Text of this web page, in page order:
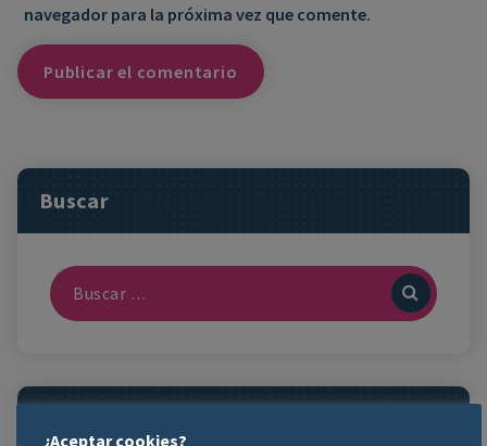
navegador para la próxima vez que comente.
Buscar
¿Aceptar cookies?